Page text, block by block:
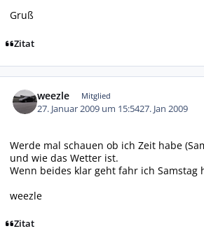
Gruß
Zitat
weezle Mitglied
27. Januar 2009 um 15:5427. Jan 2009
Werde mal schauen ob ich Zeit habe
und wie das Wetter ist.
Wenn beides klar geht fahr ich Samstag
weezle
Zitat